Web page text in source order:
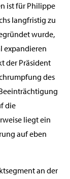
ist für Philippe
langfristig zu
wurde,
expandieren
der Präsident
des
die
liegt ein
auf eben
an der